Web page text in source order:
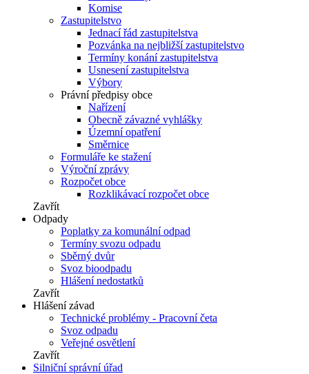
Komise
Zastupitelstvo
Jednací řád zastupitelstva
Pozvánka na nejbližší zastupitelstvo
Termíny konání zastupitelstva
Usnesení zastupitelstva
Výbory
Právní předpisy obce
Nařízení
Obecně závazné vyhlášky
Územní opatření
Směrnice
Formuláře ke stažení
Výroční zprávy
Rozpočet obce
Rozklikávací rozpočet obce
Zavřít
Odpady
Poplatky za komunální odpad
Termíny svozu odpadu
Sběrný dvůr
Svoz bioodpadu
Hlášení nedostatků
Zavřít
Hlášení závad
Technické problémy - Pracovní četa
Svoz odpadu
Veřejné osvětlení
Zavřít
Silniční správní úřad